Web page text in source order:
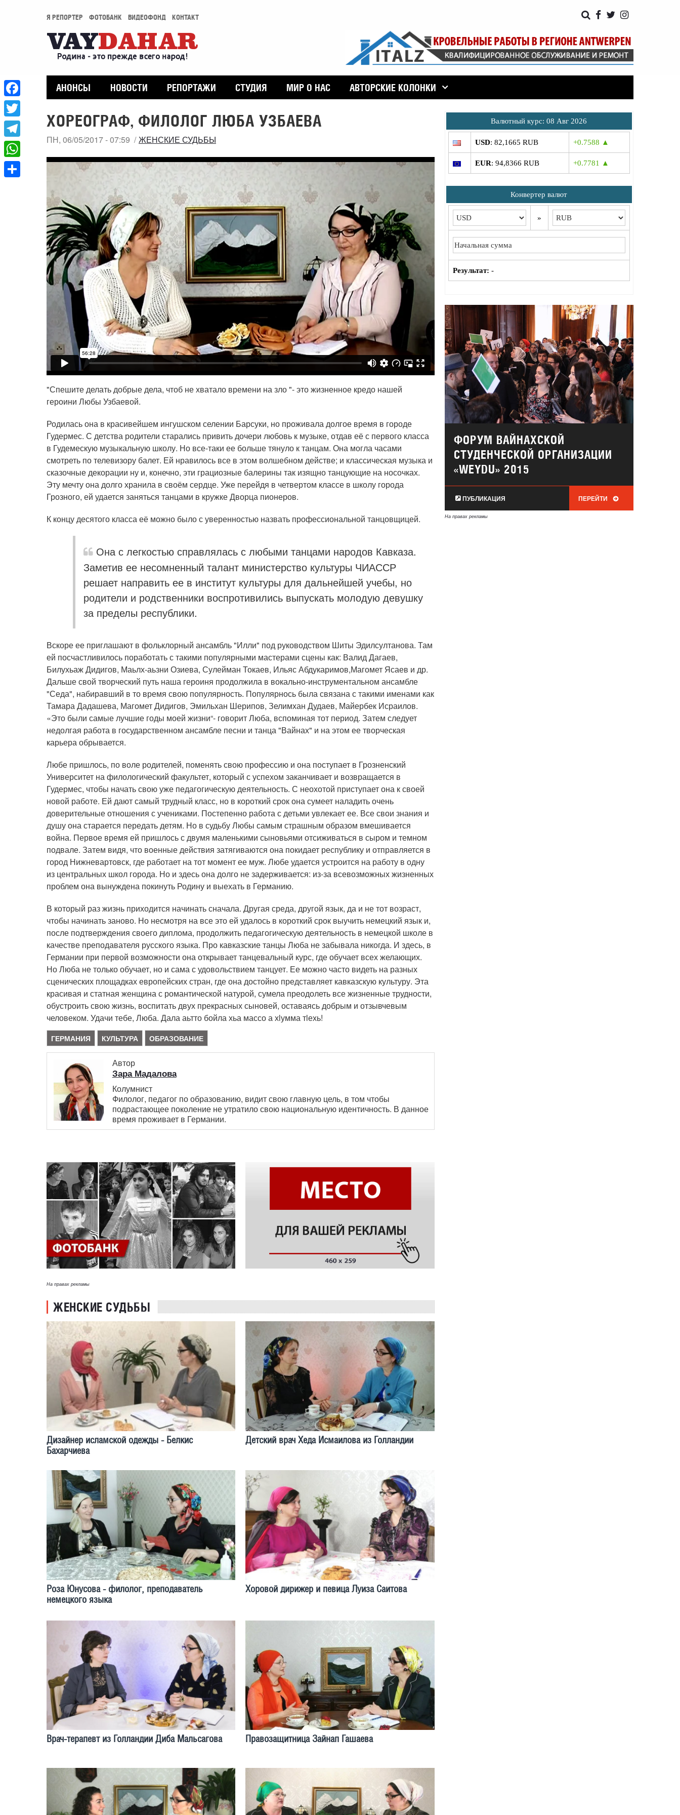
Я РЕПОРТЕР ФОТОБАНК ВИДЕОФОНД КОНТАКТ
АНОНСЫ НОВОСТИ РЕПОРТАЖИ СТУДИЯ МИР О НАС АВТОРСКИЕ КОЛОНКИ
ХОРЕОГРАФ, ФИЛОЛОГ ЛЮБА УЗБАЕВА
ПН, 06/05/2017 - 07:59 ЖЕНСКИЕ СУДЬБЫ
"Спешите делать добрые дела, чтоб не хватало времени на зло "- это жизненное кредо нашей
героини Любы Узбаевой.
Родилась она в красивейшем ингушском селении Барсуки, но проживала долгое время в городе
Гудермес. С детства родители старались привить дочери любовь к музыке, отдав её с первого класса
в Гудемескую музыкальную школу. Но все-таки ее больше тянуло к танцам. Она могла часами
смотреть по телевизору балет. Ей нравилось все в этом волшебном действе; и классическая музыка и
сказочные декорации ну и, конечно, эти грациозные балерины так изящно танцующие на носочках.
Эту мечту она долго хранила в своём сердце. Уже перейдя в четвертом классе в школу города
Грозного, ей удается заняться танцами в кружке Дворца пионеров.
К концу десятого класса её можно было с уверенностью назвать профессиональной танцовщицей.
Она с легкостью справлялась с любыми танцами народов Кавказа.
Заметив ее несомненный талант министерство культуры ЧИАССР
решает направить ее в институт культуры для дальнейшей учебы, но
родители и родственники воспротивились выпускать молодую девушку
за пределы республики.
Вскоре ее приглашают в фольклорный ансамбль "Илли" под руководством Шиты Эдилсултанова. Там
ей посчастливилось поработать с такими популярными мастерами сцены как: Валид Дагаев,
Билухьаж Дидигов, Маьлх-аьзни Озиева, Сулейман Токаев, Ильяс Абдукаримов,Магомет Ясаев и др.
Дальше свой творческий путь наша героиня продолжила в вокально-инструментальном ансамбле
"Седа", набиравший в то время свою популярность. Популярнось была связана с такими именами как
Тамара Дадашева, Магомет Дидигов, Эмильхан Шерипов, Зелимхан Дудаев, Майербек Исраилов.
«Это были самые лучшие годы моей жизни“- говорит Люба, вспоминая тот период. Затем следует
недолгая работа в государственном ансамбле песни и танца "Вайнах" и на этом ее творческая
карьера обрывается.
Любе пришлось, по воле родителей, поменять свою профессию и она поступает в Грозненский
Университет на филологический факультет, который с успехом заканчивает и возвращается в
Гудермес, чтобы начать свою уже педагогическую деятельность. С неохотой приступает она к своей
новой работе. Ей дают самый трудный класс, но в короткий срок она сумеет наладить очень
доверительные отношения с учениками. Постепенно работа с детьми увлекает ее. Все свои знания и
душу она старается передать детям. Но в судьбу Любы самым страшным образом вмешивается
война. Первое время ей пришлось с двумя маленькими сыновьями отсиживаться в сыром и темном
подвале. Затем видя, что военные действия затягиваются она покидает республику и отправляется в
город Нижневартовск, где работает на тот момент ее муж. Любе удается устроится на работу в одну
из центральных школ города. Но и здесь она долго не задерживается: из-за всевозможных жизненных
проблем она вынуждена покинуть Родину и выехать в Германию.
В который раз жизнь приходится начинать сначала. Другая среда, другой язык, да и не тот возраст,
чтобы начинать заново. Но несмотря на все это ей удалось в короткий срок выучить немецкий язык и,
после подтверждения своего диплома, продолжить педагогическую деятельность в немецкой школе в
качестве преподавателя русского языка. Про кавказские танцы Люба не забывала никогда. И здесь, в
Германии при первой возможности она открывает танцевальный курс, где обучает всех желающих.
Но Люба не только обучает, но и сама с удовольствием танцует. Ее можно часто видеть на разных
сценических площадках европейских стран, где она достойно представляет кавказскую культуру. Эта
красивая и статная женщина с романтической натурой, сумела преодолеть все жизненные трудности,
обустроить свою жизнь, воспитать двух прекрасных сыновей, оставаясь добрым и отзывчевым
человеком. Удачи тебе, Люба. Дала аьтто бойла хьа массо а хlумма тlехь!
ГЕРМАНИЯ КУЛЬТУРА ОБРАЗОВАНИЕ
Автор
Зара Мадалова
Колумнист
Филолог, педагог по образованию, видит свою главную цель, в том чтобы
подрастающее поколение не утратило свою национальную идентичность. В данное
время проживает в Германии.
На правах рекламы
ЖЕНСКИЕ СУДЬБЫ
Дизайнер исламской одежды - Белкис
Бахарчиева
Детский врач Хеда Исмаилова из Голландии
Роза Юнусова - филолог, преподаватель
немецкого языка
Хоровой дирижер и певица Луиза Саитова
Врач-терапевт из Голландии Диба Мальсагова Правозащитница Зайнап Гашаева
Facebook
Twitter
Telegram
WhatsApp
Bалютный курс: 08 Авг 2026
USD: 82,1665 RUB +0.7588 ▲
EUR: 94,8366 RUB +0.7781 ▲
Конвертер валют
»
Результат: -
ФОРУМ ВАЙНАХСКОЙ
СТУДЕНЧЕСКОЙ ОРГАНИЗАЦИИ
«WEYDU» 2015
ПУБЛИКАЦИЯ ПЕРЕЙТИ
На правах рекламы